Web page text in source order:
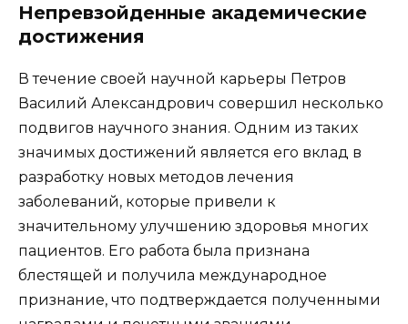
Непревзойденные академические
достижения
В течение своей научной карьеры Петров
Василий Александрович совершил несколько
подвигов научного знания. Одним из таких
значимых достижений является его вклад в
разработку новых методов лечения
заболеваний, которые привели к
значительному улучшению здоровья многих
пациентов. Его работа была признана
блестящей и получила международное
признание, что подтверждается полученными